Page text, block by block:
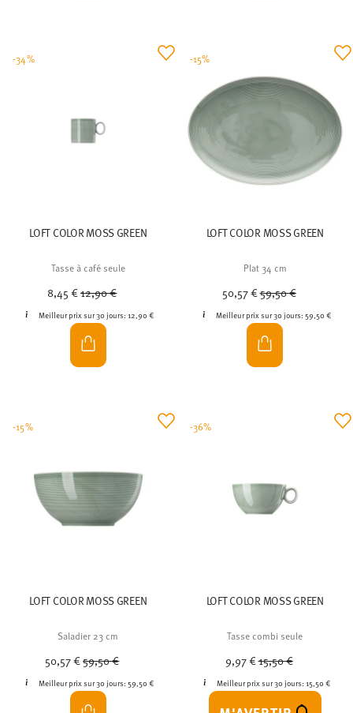
LOFT COLOR MOSS GREEN
Tasse à café seule
8,45 €Price reduced from
12,90 €
Meilleur prix sur 30 jours:12,90 €
-34%
LOFT COLOR MOSS GREEN
Plat 34 cm
50,57 €Price reduced from
59,50 €to
Meilleur prix sur 30 jours: 59,50 €
-15%
LOFT COLOR MOSS GREEN
Saladier 23 cm
50,57 €Price reduced from
59,50 €
Meilleur prix sur 30 jours:59,50 €
-15%
LOFT COLOR MOSS GREEN
Tasse combi seule
9,97 €Price reduced from
15,50 €to
Meilleur prix sur 30 jours: 15,50 €
-36%